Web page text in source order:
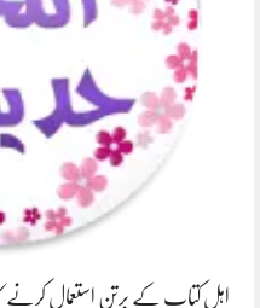
اہل کتاب کے برتن استعمال کرنے کا